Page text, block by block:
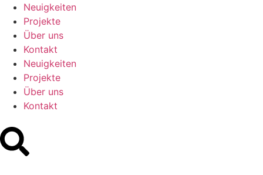
Neuigkeiten
Projekte
Über uns
Kontakt
Neuigkeiten
Projekte
Über uns
Kontakt